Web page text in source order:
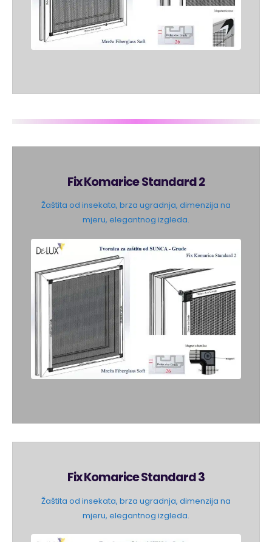
Fix Komarice Standard 2
Žaštita od insekata, brza ugradnja, dimenzija na
mjeru, elegantnog izgleda.
Fix Komarice Standard 3
Žaštita od insekata, brza ugradnja, dimenzija na
mjeru, elegantnog izgleda.